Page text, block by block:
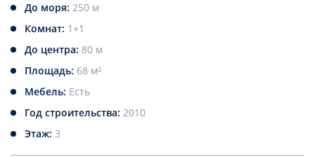
До моря: 250 м
Комнат: 1+1
До центра: 80 м
Площадь: 68 м²
Мебель: Есть
Год строительства: 2010
Этаж: 3